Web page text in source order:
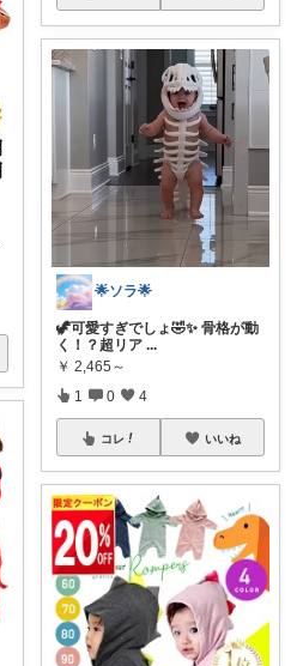
🌟ソラ🌟
🦖可愛すぎでしょ🤣✨ 骨格が動
く！？超リア ...
￥ 2,465～
1 0 4
コレ いいね